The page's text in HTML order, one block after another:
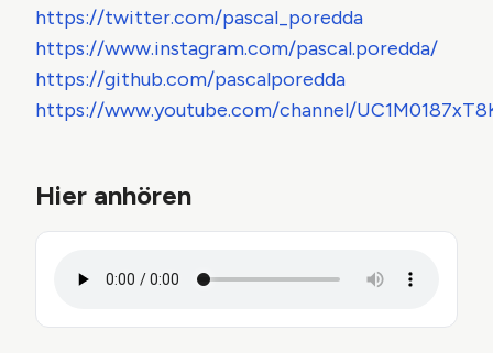
https://twitter.com/pascal_poredda
https://www.instagram.com/pascal.poredda/
https://github.com/pascalporedda
https://www.youtube.com/channel/
Hier anhören